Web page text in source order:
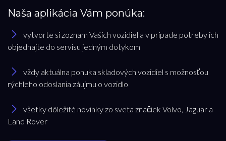
Značka
Jaguar
Model
Naša aplikácia Vám ponúka:
vytvorte si zoznam Vašich vozidiel a v prípade potreby ich
objednajte do servisu jedným dotykom
vždy aktuálna ponuka skladových vozidiel s možnosťou
rýchleho odoslania záujmu o vozidlo
všetky dôležité novinky zo sveta značiek Volvo, Jaguar a
Land Rover